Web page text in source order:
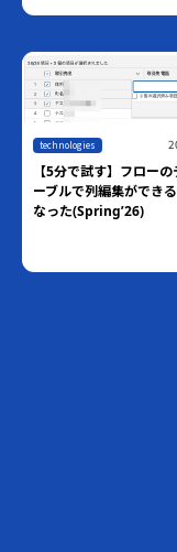
2026.02.22
で試す】フローのデータテ
ルで列編集ができるように
た(Spring’26)